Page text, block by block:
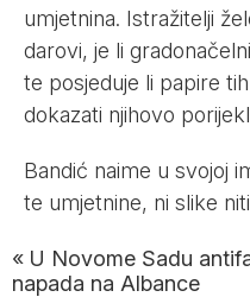
umjetnina. Istražitelji
darovi, je li
te posjeduje li papire
dokazati njihovo
Bandić naime u svojoj
te umjetnine, ni slike
« U Novome Sadu
napada na Albance